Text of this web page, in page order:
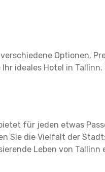
Optionen,
ideales Hotel in Tallinn.
für jeden etwas
Sie die Vielfalt der
Leben von Tallinn